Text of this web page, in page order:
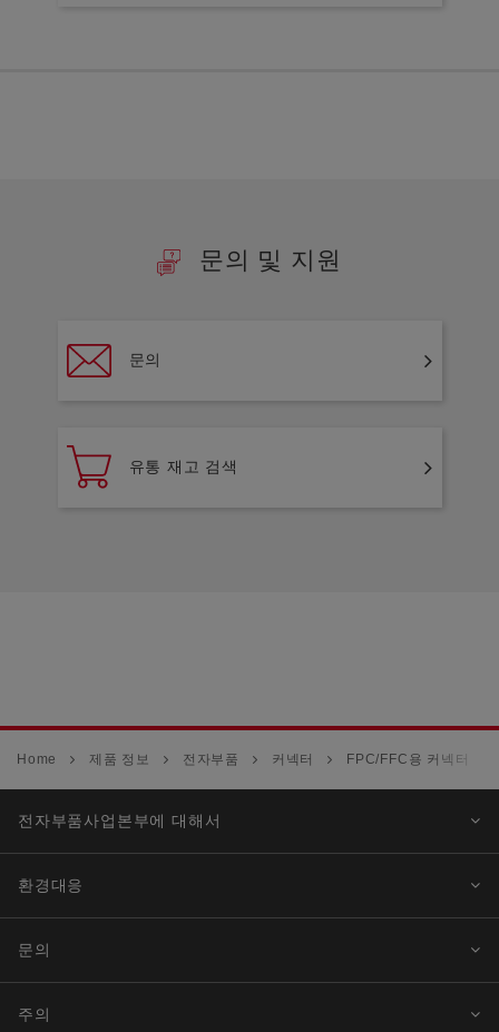
문의 및 지원
문의
유통 재고 검색
Home 제품 정보 전자부품 커넥터 FPC/FFC용 커넥터
전자부품사업본부에 대해서
환경대응
문의
주의